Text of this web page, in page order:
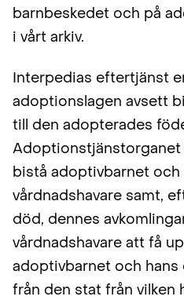
barnbeskedet och på
i vårt arkiv.
Interpedias eftertjänst
adoptionslagen avsett
till den adopterades
bistå adoptivbarnet och
vårdnadshavare samt,
död, dennes
vårdnadshavare att få
adoptivbarnet och hans
från den stat från vilken